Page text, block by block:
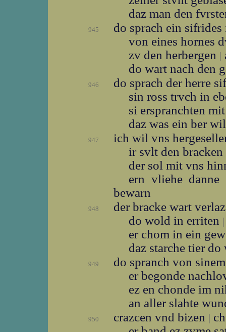
daz man den
945
do sprach ein
von eines hornes
zv den herbergen |
do wart nach den
946
do sprach der herre
sin ross trvch in
si erspranchten
daz was ein ber
947
ich wil vns
ir svlt den
der sol mit vns
ern vliehe
bewarn
948
der bracke wart
do wold in erriten |
er chom in ein
daz starche tier
949
do spranch von
er begonde
ez en chonde im
an aller slahte
950 crazcen vnd bizen |